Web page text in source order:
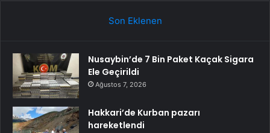
Son Eklenen
Nusaybin’de 7 Bin Paket Kaçak Sigara
Ele Geçirildi
Ağustos 7, 2026
Hakkari’de Kurban pazarı
hareketlendi